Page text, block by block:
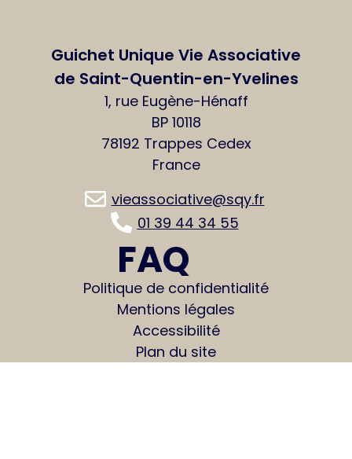
Guichet Unique Vie Associative
de Saint-Quentin-en-Yvelines
1, rue Eugène-Hénaff
BP 10118
78192 Trappes Cedex
France
vieassociative@sqy.fr
01 39 44 34 55
FAQ
Politique de confidentialité
Mentions légales
Accessibilité
Plan du site